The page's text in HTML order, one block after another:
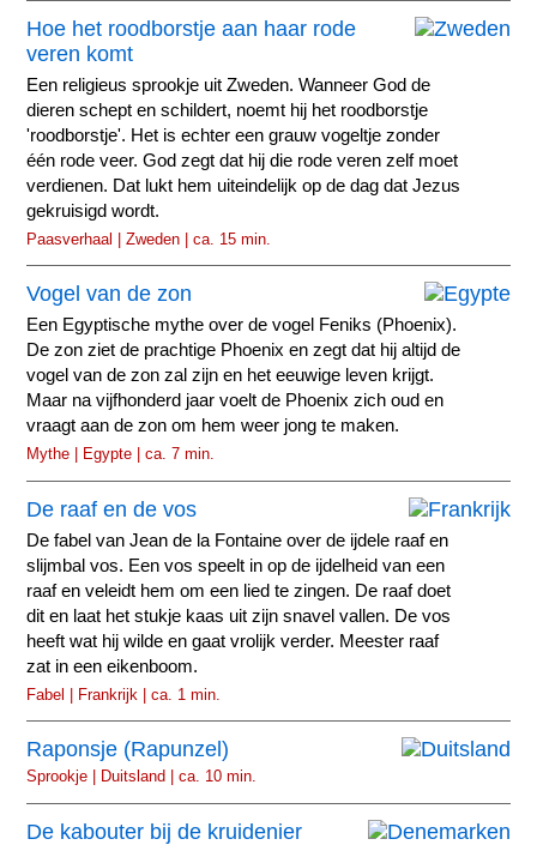
Hoe het roodborstje aan haar rode
veren komt
Een religieus sprookje uit Zweden. Wanneer God de
dieren schept en schildert, noemt hij het roodborstje
'roodborstje'. Het is echter een grauw vogeltje zonder
één rode veer. God zegt dat hij die rode veren zelf moet
verdienen. Dat lukt hem uiteindelijk op de dag dat Jezus
gekruisigd wordt.
Paasverhaal | Zweden | ca. 15 min.
Vogel van de zon
Een Egyptische mythe over de vogel Feniks (Phoenix).
De zon ziet de prachtige Phoenix en zegt dat hij altijd de
vogel van de zon zal zijn en het eeuwige leven krijgt.
Maar na vijfhonderd jaar voelt de Phoenix zich oud en
vraagt aan de zon om hem weer jong te maken.
Mythe | Egypte | ca. 7 min.
De raaf en de vos
De fabel van Jean de la Fontaine over de ijdele raaf en
slijmbal vos. Een vos speelt in op de ijdelheid van een
raaf en veleidt hem om een lied te zingen. De raaf doet
dit en laat het stukje kaas uit zijn snavel vallen. De vos
heeft wat hij wilde en gaat vrolijk verder. Meester raaf
zat in een eikenboom.
Fabel | Frankrijk | ca. 1 min.
Raponsje (Rapunzel)
Sprookje | Duitsland | ca. 10 min.
De kabouter bij de kruidenier